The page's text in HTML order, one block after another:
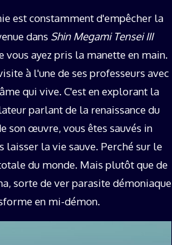
est constamment d'empêcher la
dans Shin Megami Tensei III
ayez pris la manette en main.
à l'une de ses professeurs avec
qui vive. C'est en explorant la
parlant de la renaissance du
son œuvre, vous êtes sauvés in
la vie sauve. Perché sur le
du monde. Mais plutôt que de
sorte de ver parasite démoniaque
en mi-démon.